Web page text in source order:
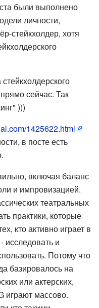
были выполнено
личности,
стейкхолдер, хотя
сейчас. Так
)))
1425622.html
в посте есть
включая баланс
и импровизацией.
театральных
практики, которые
кто активно играет в
и
Потому что
базировалось на
или актерских,
играют массово.